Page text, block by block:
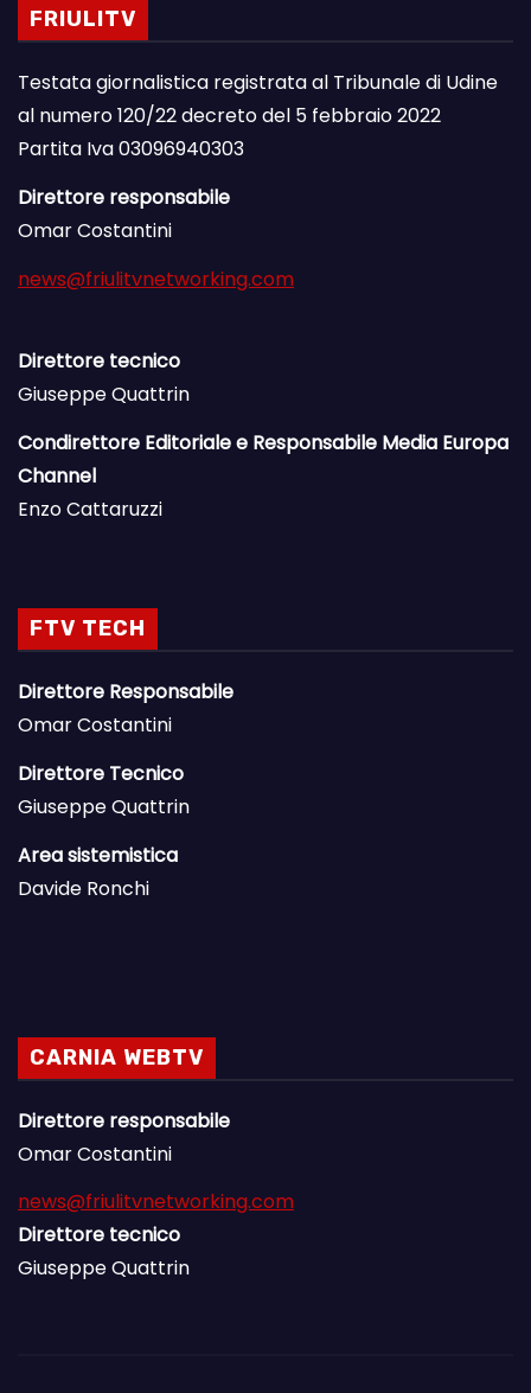
FRIULITV
Testata giornalistica registrata al Tribunale di Udine
al numero 120/22 decreto del 5 febbraio 2022
Partita Iva 03096940303
Direttore responsabile
Omar Costantini
news@friulitvnetworking.com
Direttore tecnico
Giuseppe Quattrin
Condirettore Editoriale e Responsabile Media Europa
Channel
Enzo Cattaruzzi
FTV TECH
Direttore Responsabile
Omar Costantini
Direttore Tecnico
Giuseppe Quattrin
Area sistemistica
Davide Ronchi
CARNIA WEBTV
Direttore responsabile
Omar Costantini
news@friulitvnetworking.com
Direttore tecnico
Giuseppe Quattrin